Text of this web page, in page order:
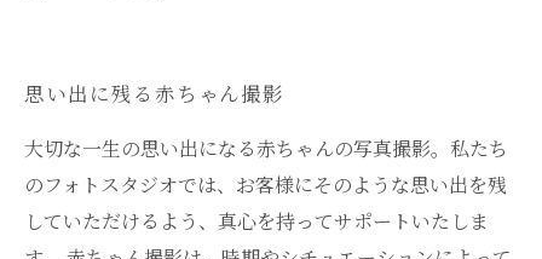
思い出に残る赤ちゃん撮影
大切な一生の思い出になる赤ちゃんの写真撮影。私たち
のフォトスタジオでは、お客様にそのような思い出を残
していただけるよう、真心を持ってサポートいたしま